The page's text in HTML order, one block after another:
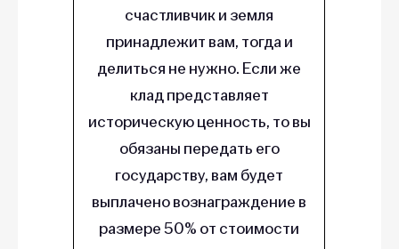
счастливчик и земля
принадлежит вам, тогда и
делиться не нужно. Если же
клад представляет
историческую ценность, то вы
обязаны передать его
государству, вам будет
выплачено вознаграждение в
размере 50% от стоимости